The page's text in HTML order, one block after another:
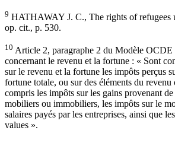
9 HATHAWAY J. C., The rights of refugees
op. cit., p. 530.
10 Article 2, paragraphe 2 du Modèle
concernant le revenu et la fortune : « Sont
sur le revenu et la fortune les impôts perçus
fortune totale, ou sur des éléments du
compris les impôts sur les gains provenant
mobiliers ou immobiliers, les impôts sur le
salaires payés par les entreprises, ainsi que
values ».